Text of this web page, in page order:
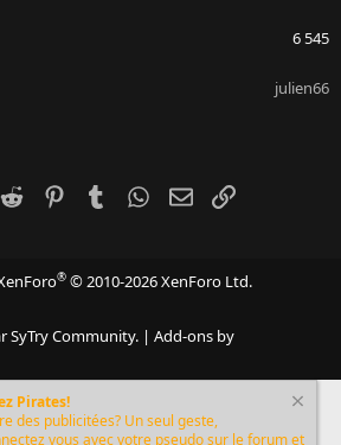
6 545
julien66
Reddit PinterestTumblr WhatsApp
EmailLien
® © 2010-2026 XenForo Ltd.
SyTry Community. | Add-ons by
Pirates!
des publicitées? Un seul geste,
vous avec votre pseudo sur le forum et